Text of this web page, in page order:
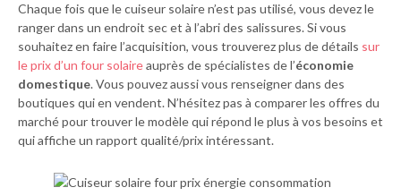
Chaque fois que le cuiseur solaire n’est pas utilisé, vous devez le
ranger dans un endroit sec et à l’abri des salissures. Si vous
souhaitez en faire l’acquisition, vous trouverez plus de détails sur
le prix d’un four solaireauprès de spécialistes de l’économie
domestique. Vous pouvez aussi vous renseigner dans des
boutiques qui en vendent. N’hésitez pas à comparer les offres du
marché pour trouver le modèle qui répond le plus à vos besoins et
qui affiche un rapport qualité/prix intéressant.